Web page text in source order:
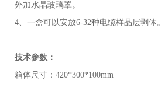
外加水晶玻璃罩。
4、一盒可以安放6-32种电缆样品层剥体。
技术参数：
箱体尺寸：420*300*100mm